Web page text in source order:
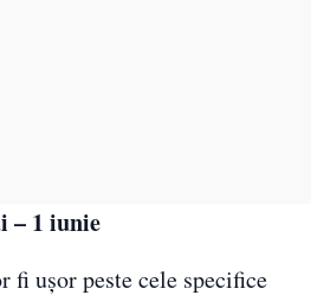
– 1 iunie
ușor peste cele specifice